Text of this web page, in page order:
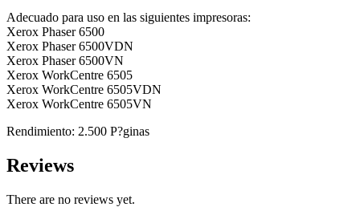
Adecuado para uso en las siguientes impresoras:
Xerox Phaser 6500
Xerox Phaser 6500VDN
Xerox Phaser 6500VN
Xerox WorkCentre 6505
Xerox WorkCentre 6505VDN
Xerox WorkCentre 6505VN
Rendimiento: 2.500 P?ginas
Reviews
There are no reviews yet.